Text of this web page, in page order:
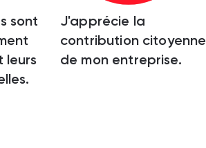
sont
leurs
J'apprécie la
contribution citoyenne
de mon entreprise.